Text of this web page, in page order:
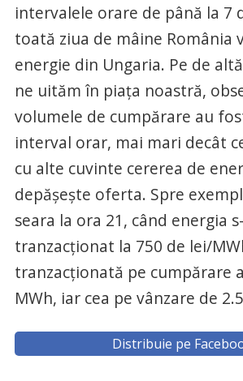
intervalele orare de până la 7
toată ziua de mâine România
energie din Ungaria. Pe de
ne uităm în piața noastră,
volumele de cumpărare au
interval orar, mai mari decât
cu alte cuvinte cererea de
depășește oferta. Spre
seara la ora 21, când energia
tranzacționat la 750 de lei/
tranzacționată pe cumpărare
MWh, iar cea pe vânzare de
Distribuie pe